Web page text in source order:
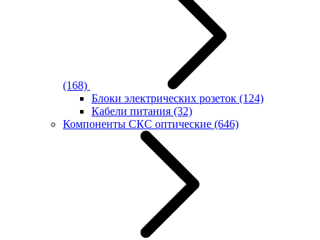
(168)
Блоки электрических розеток (124)
Кабели питания (32)
Компоненты СКС оптические (646)